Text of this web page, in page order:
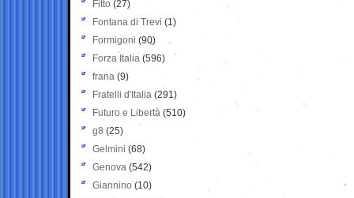
Fitto (27)
Fontana di Trevi (1)
Formigoni (90)
Forza Italia (596)
frana (9)
Fratelli d'Italia (291)
Futuro e Libertà (510)
g8 (25)
Gelmini (68)
Genova (542)
Giannino (10)